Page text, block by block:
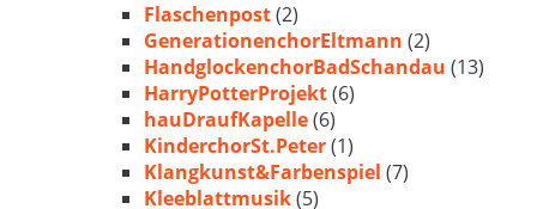
Flaschenpost(2)
GenerationenchorEltmann (2)
HandglockenchorBadSchandau (13)
HarryPotterProjekt(6)
hauDraufKapelle(6)
KinderchorSt.Peter(1)
Klangkunst&Farbenspiel (7)
Kleeblattmusik(5)